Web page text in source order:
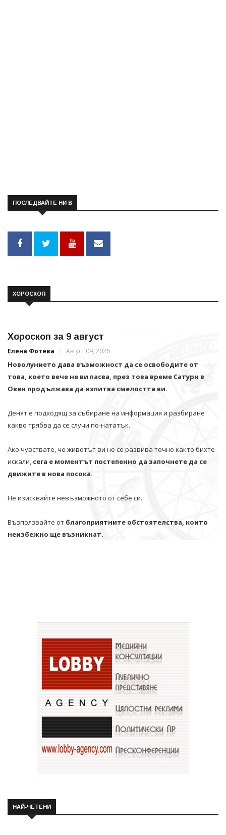
ПОСЛЕДВАЙТЕ НИ В
ХОРОСКОП
Хороскоп за 9 август
Елена Фотева Август 09, 2026
Новолунието дава възможност да се освободите от
това, което вече не ви пасва, през това време Сатурн в
Овен продължава да изпитва смелостта ви.
Денят е подходящ за събиране на информация и разбиране
какво трябва да се случи по-нататък.
Ако чувствате, че животът ви не се развива точно както бихте
искали, сега е моментът постепенно да започнете да се
движите в нова посока.
Не изисквайте невъзможното от себе си.
Възползвайте от благоприятните обстоятелства, които
неизбежно ще възникнат.
НАЙ-ЧЕТЕНИ